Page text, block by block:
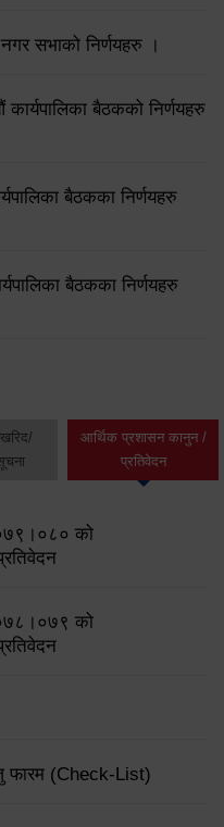
सभाको निर्णयहरु ।
बैठकको निर्णयहरु
बैठकका निर्णयहरु
बैठकका निर्णयहरु
आर्थिक प्रशासन कानुन /
प्रतिवेदन
को
को
फारम (Check-List)